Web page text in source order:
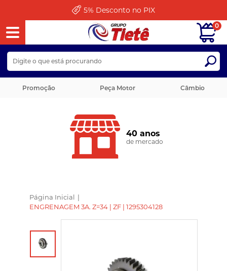
5% Desconto no PIX
Promoção Peça Motor Câmbio
0
40 anos
de mercado
Página Inicial |
ENGRENAGEM 3A. Z=34 | ZF | 1295304128